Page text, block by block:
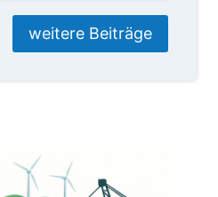
weitere Beiträge